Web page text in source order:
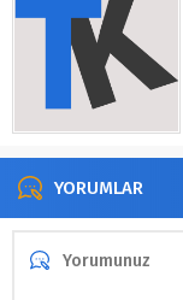
YORUMLAR